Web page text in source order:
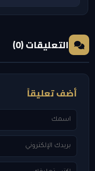
التعليقات (0)
أضف تعليقاً